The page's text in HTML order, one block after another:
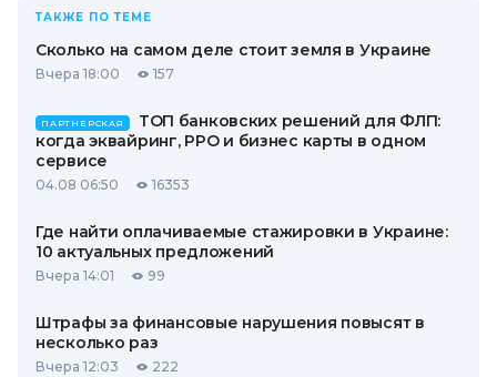
ТАКЖЕ ПО ТЕМЕ
Сколько на самом деле стоит земля в Украине
Вчера 18:00 157
ПАРТНЕРСКАЯ
ТОП банковских решений для ФЛП:
когда эквайринг, РРО и бизнес карты в одном
сервисе
04.08 06:50 16353
Где найти оплачиваемые стажировки в Украине:
10 актуальных предложений
Вчера 14:01 99
Штрафы за финансовые нарушения повысят в
несколько раз
Вчера 12:03 222